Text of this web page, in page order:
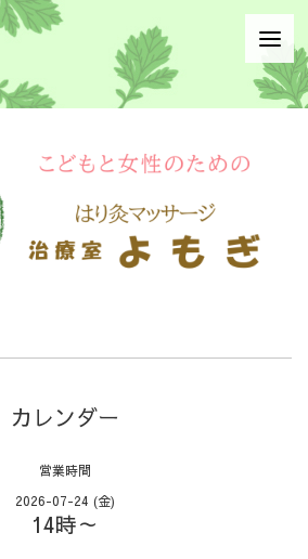
カレンダー
営業時間
2026-07-24 (金)
14時～